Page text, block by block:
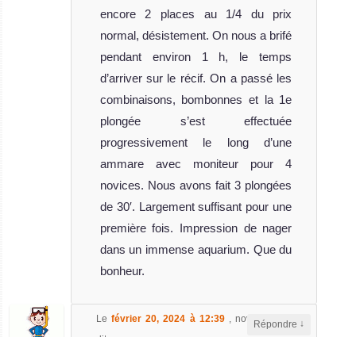
encore 2 places au 1/4 du prix
normal, désistement. On nous a brifé
pendant environ 1 h, le temps
d’arriver sur le récif. On a passé les
combinaisons, bombonnes et la 1e
plongée s’est effectuée
progressivement le long d’une
ammare avec moniteur pour 4
novices. Nous avons fait 3 plongées
de 30′. Largement suffisant pour une
première fois. Impression de nager
dans un immense aquarium. Que du
bonheur.
Le février 20, 2024 à 12:39 ,novelsmith
a
Répondre ↓